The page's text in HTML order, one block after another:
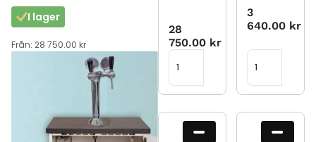
I lager
Från: 28 750.00 kr
28
750.00 kr
3
640.00 kr